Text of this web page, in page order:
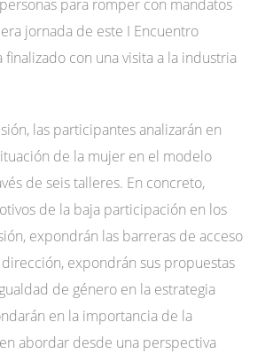
para romper con mandatos
jornada de este I Encuentro
con una visita a la industria
las participantes analizarán en
de la mujer en el modelo
de seis talleres. En concreto,
de la baja participación en los
expondrán las barreras de acceso
expondrán sus propuestas
de género en la estrategia
en la importancia de la
abordar desde una perspectiva